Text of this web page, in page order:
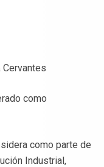
Cervantes
como
como parte de
Industrial,